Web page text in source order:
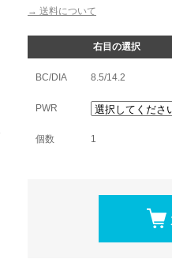
→ 送料について
右目の選択
BC/DIA 8.5/14.2
PWR
個数 1